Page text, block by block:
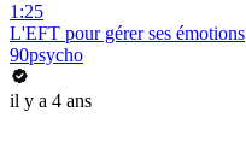
1:25
L'EFT pour gérer ses émotions
90psycho
il y a 4 ans